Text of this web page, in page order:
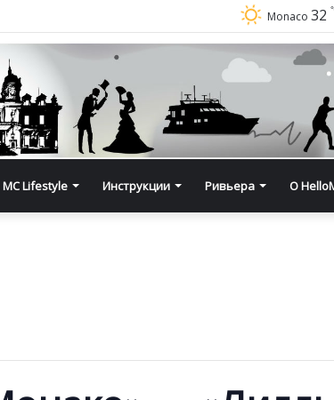
Monaco 32
MC Lifestyle Инструкции Ривьера О